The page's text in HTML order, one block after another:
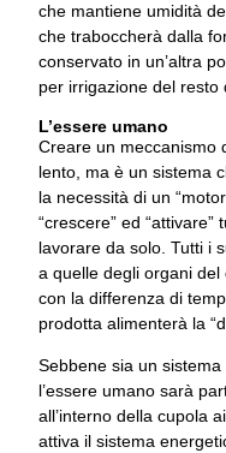
che mantiene umidità
che traboccherà dalla
conservato in un’altra
per irrigazione del resto
L’essere umano
Creare un meccanismo
lento, ma è un sistema
la necessità di un
“crescere” ed
lavorare da solo. Tutti i
a quelle degli organi
con la differenza di
prodotta alimenterà la
Sebbene sia un
l’essere umano sarà
all’interno della cupola
attiva il sistema